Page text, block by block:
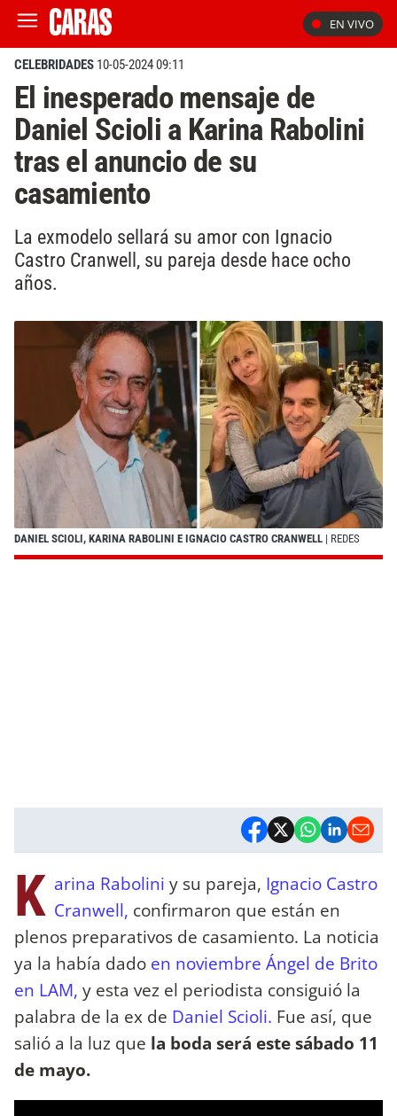
EN VIVO
CELEBRIDADES 10-05-2024 09:11
El inesperado mensaje de
Daniel Scioli a Karina Rabolini
tras el anuncio de su
casamiento
La exmodelo sellará su amor con Ignacio
Castro Cranwell, su pareja desde hace ocho
años.
DANIEL SCIOLI, KARINA RABOLINI E IGNACIO CASTRO CRANWELL | REDES
K arina Rabolini y su pareja, Ignacio Castro
Cranwell, confirmaron que están en
plenos preparativos de casamiento. La noticia
ya la había dado en noviembre Ángel de Brito
en LAM, y esta vez el periodista consiguió la
palabra de la ex de Daniel Scioli. Fue así, que
salió a la luz que la boda será este sábado 11
de mayo.